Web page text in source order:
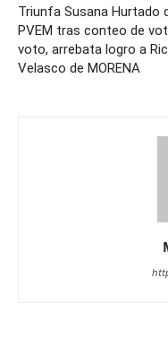
Triunfa Susana Hurtado
PVEM tras conteo de
voto, arrebata logro a
Velasco de MORENA